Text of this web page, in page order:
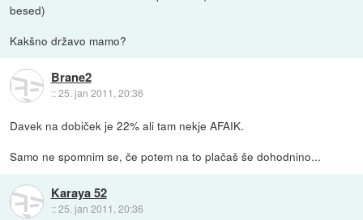
besed)
Kakšno državo mamo?
Brane2
::25. jan 2011, 20:36
Davek na dobiček je 22% ali tam nekje AFAIK.
Samo ne spomnim se, če potem na to plačaš še dohodnino...
Karaya 52
::25. jan 2011, 20:36